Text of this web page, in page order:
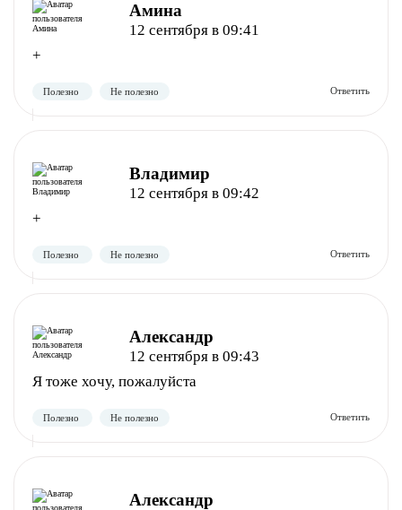
Полезно Не полезно
Амина
12 сентября в 09:41
+
Владимир
12 сентября в 09:42
+
Александр
12 сентября в 09:43
Я тоже хочу, пожалуйста
Александр